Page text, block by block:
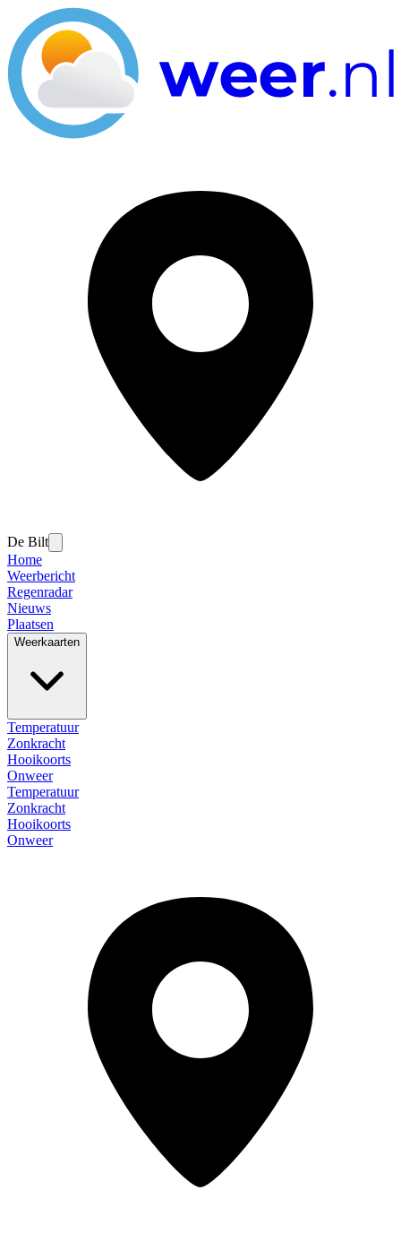
De Bilt
Home
Weerbericht
Regenradar
Nieuws
Plaatsen
Weerkaarten
Temperatuur
Zonkracht
Hooikoorts
Onweer
Temperatuur
Zonkracht
Hooikoorts
Onweer